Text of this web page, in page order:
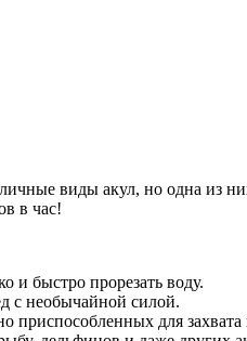
виды акул, но одна из
в час!
и быстро прорезать воду.
с необычайной силой.
приспособленных для